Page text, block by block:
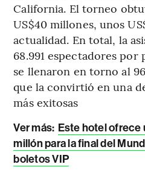
California. El torneo
US$40 millones, unos
actualidad. En total, la
68.991 espectadores
se llenaron en torno al
que la convirtió en una
más exitosas
Ver más: Este hotel ofrece
millón para la final del
boletos VIP